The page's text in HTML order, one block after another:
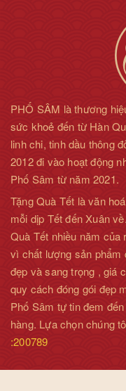
- Nếu người dùng cảm
cùng với nước ấm vừa
- Sản phẩm được
- Lưu ý: hạn chế dùng
nhân sâm có thể khiến
PHỐ SÂM là thương
sức khoẻ đến từ Hàn
linh chi, tinh dầu thông
2012 đi vào hoạt động
Phố Sâm từ năm 2021.
Tặng Quà Tết là văn
mỗi dịp Tết đến Xuân
Quà Tết nhiều năm của
vì chất lượng sản
đẹp và sang trọng , giá
quy cách đóng gói đẹp
Phố Sâm tự tin đem
hàng. Lựa chọn chúng
:200789